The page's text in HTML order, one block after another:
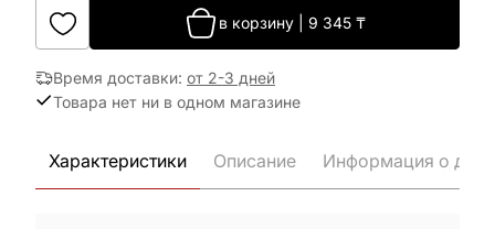
в корзину 9 345 ₸
Время доставки: от 2-3 дней
Товара нет ни в одном магазине
Характеристики Описание Информация о